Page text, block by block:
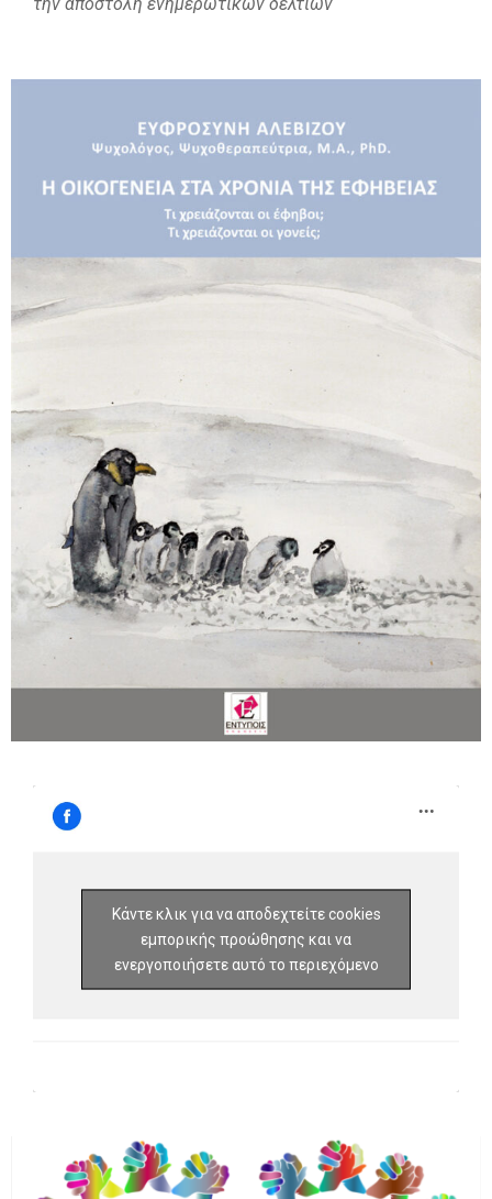
Κάντε κλικ για να αποδεχτείτε cookies
εμπορικής προώθησης και να
ενεργοποιήσετε αυτό το περιεχόμενο